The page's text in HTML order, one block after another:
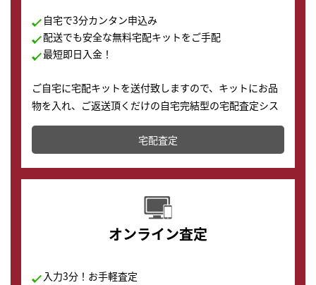
自宅で3分カンタン申込み
配送でも安全な無料宅配キットをご手配
最短即日入金！
ご自宅に宅配キットを送付致しますので、キットにお品
物を入れ、ご返送頂くだけの自宅完結型の宅配査定シス
テムです。
配送でも簡単&安全に査定・買取に出すことが可能で
す。
宅配査定
オンライン査定
入力3分！お手軽査定